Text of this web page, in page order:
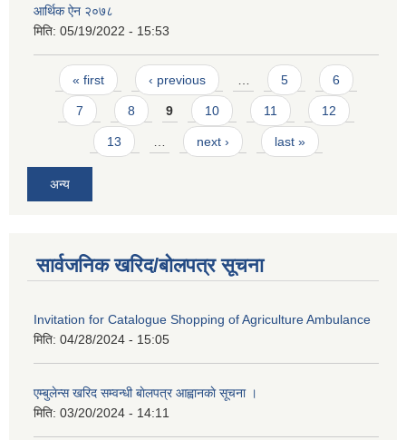
आर्थिक ऐन २०७८
मिति: 05/19/2022 - 15:53
Pages
« first ‹ previous … 5 6
7 8 9 10 11 12
13 … next › last »
अन्य
सार्वजनिक खरिद/बोलपत्र सूचना
Invitation for Catalogue Shopping of Agriculture Ambulance
मिति: 04/28/2024 - 15:05
एम्बुलेन्स खरिद सम्वन्धी बाेलपत्र आह्वानकाे सूचना ।
मिति: 03/20/2024 - 14:11